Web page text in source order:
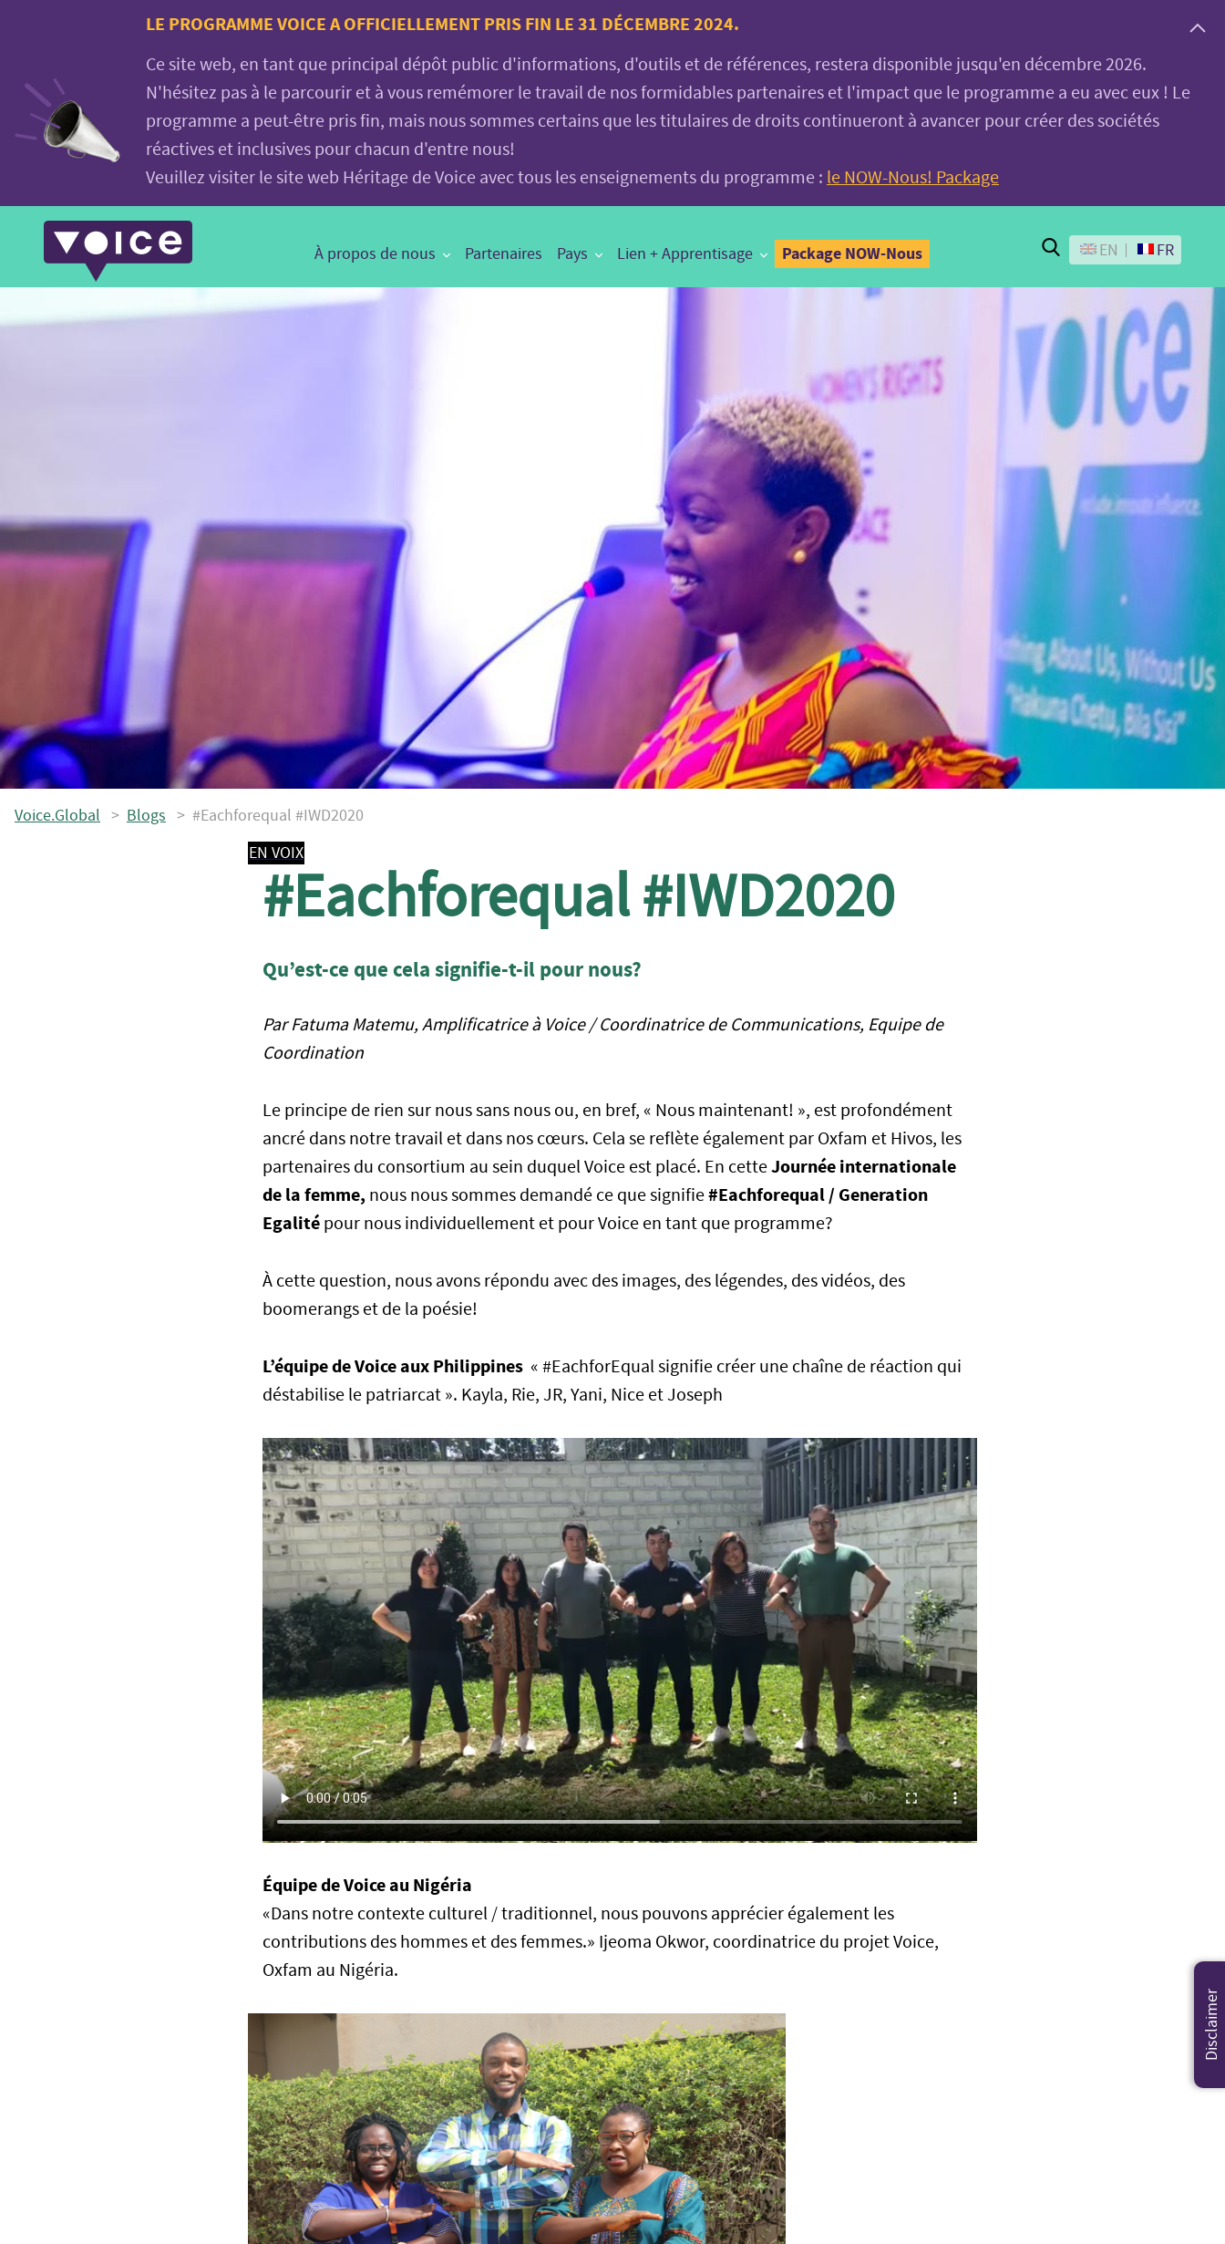
Voice.Global
website
LE PROGRAMME VOICE A OFFICIELLEMENT PRIS FIN LE 31 DÉCEMBRE 2024.
Ce site web, en tant que principal dépôt public d'informations, d'outils et de références, restera disponible jusqu'en décembre 2026.
N'hésitez pas à le parcourir et à vous remémorer le travail de nos formidables partenaires et l'impact que le programme a eu avec eux ! Le
programme a peut-être pris fin, mais nous sommes certains que les titulaires de droits continueront à avancer pour créer des sociétés
réactives et inclusives pour chacun d'entre nous!
Veuillez visiter le site web Héritage de Voice avec tous les enseignements du programme : le NOW-Nous! Package
Main
Navigation
À propos de nous Partenaires Pays Lien + Apprentisage Package NOW-Nous Search
EN FR
Voice.Global > Blogs > #Eachforequal #IWD2020
EN VOIX
#Eachforequal #IWD2020
Qu’est-ce que cela signifie-t-il pour nous?
Par Fatuma Matemu, Amplificatrice à Voice / Coordinatrice de Communications, Equipe de
Coordination
Le principe de rien sur nous sans nous ou, en bref, « Nous maintenant! », est profondément
ancré dans notre travail et dans nos cœurs. Cela se reflète également par Oxfam et Hivos, les
partenaires du consortium au sein duquel Voice est placé. En cetteJournée internationale
de la femme, nous nous sommes demandé ce que signifie#Eachforequal / Generation
Egalité pour nous individuellement et pour Voice en tant que programme?
À cette question, nous avons répondu avec des images, des légendes, des vidéos, des
boomerangs et de la poésie!
L’équipe de Voice aux Philippines « #EachforEqual signifie créer une chaîne de réaction qui
déstabilise le patriarcat ». Kayla, Rie, JR, Yani, Nice et Joseph
Équipe de Voice au Nigéria
«Dans notre contexte culturel / traditionnel, nous pouvons apprécier également les
contributions des hommes et des femmes.» Ijeoma Okwor, coordinatrice du projet Voice,
Oxfam au Nigéria.
Disclaimer